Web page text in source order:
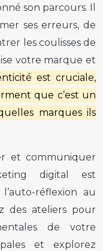
son parcours. Il
ses erreurs, de
les coulisses de
votre marque et
est cruciale,
que c’est un
marques ils
et communiquer
digital est
réflexion au
des ateliers pour
de votre
et explorez